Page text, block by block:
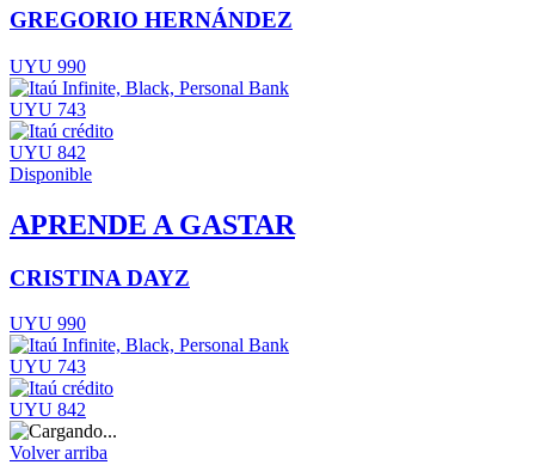
GREGORIO HERNÁNDEZ
UYU 990
UYU 743
UYU 842
Disponible
APRENDE A GASTAR
CRISTINA DAYZ
UYU 990
UYU 743
UYU 842
Volver arriba